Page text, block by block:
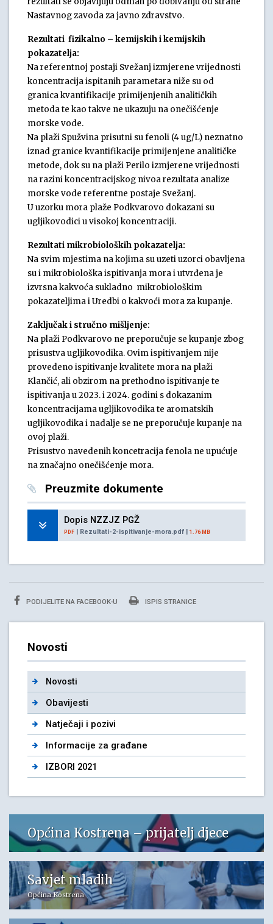
Nastavnog zavoda za javno zdravstvo.
Rezultati fizikalno – kemijskih i kemijskih
pokazatelja:
Na referentnoj postaji Svežanj izmjerene vrijednosti
koncentracija ispitanih parametara niže su od
granica kvantifikacije primijenjenih analitičkih
metoda te kao takve ne ukazuju na onečišćenje
morske vode.
Na plaži Spužvina prisutni su fenoli (4 ug/L) neznatno
iznad granice kvantifikacije primijenjene analitičke
metode, dok su na plaži Perilo izmjerene vrijednosti
na razini koncentracijskog nivoa rezultata analize
morske vode referentne postaje Svežanj.
U uzorku mora plaže Podkvarovo dokazani su
ugljikovodici u visokoj koncentraciji.
Rezultati mikrobioloških pokazatelja:
Na svim mjestima na kojima su uzeti uzorci obavljena
su i mikrobiološka ispitivanja mora i utvrđena je
izvrsna kakvoća sukladno mikrobiološkim
pokazateljima i Uredbi o kakvoći mora za kupanje.
Zaključak i stručno mišljenje:
Na plaži Podkvarovo ne preporučuje se kupanje zbog
prisustva ugljikovodika. Ovim ispitivanjem nije
provedeno ispitivanje kvalitete mora na plaži
Klančić, ali obzirom na prethodno ispitivanje te
ispitivanja u 2023. i 2024. godini s dokazanim
koncentracijama ugljikovodika te aromatskih
ugljikovodika i nadalje se ne preporučuje kupanje na
ovoj plaži.
Prisustvo navedenih koncetracija fenola ne upućuje
na značajno onečišćenje mora.
Preuzmite dokumente
Dopis NZZJZ PGŽ
PDF | Rezultati-2-ispitivanje-mora.pdf | 1.76 MB
PODIJELITE NA FACEBOOK-U ISPIS STRANICE
Novosti
Novosti
Obavijesti
Natječaji i pozivi
Informacije za građane
IZBORI 2021
Općina Kostrena – prijatelj djece
Savjet mladih
Općina Kostrena